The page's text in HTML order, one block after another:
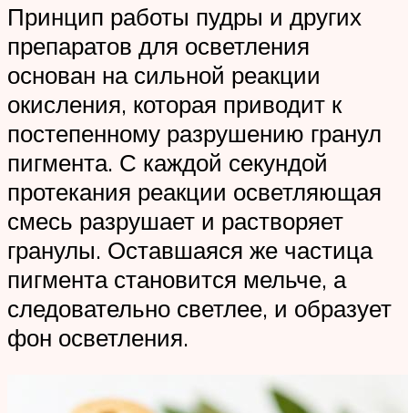
Принцип работы пудры и других
препаратов для осветления
основан на сильной реакции
окисления, которая приводит к
постепенному разрушению гранул
пигмента. С каждой секундой
протекания реакции осветляющая
смесь разрушает и растворяет
гранулы. Оставшаяся же частица
пигмента становится мельче, а
следовательно светлее, и образует
фон осветления.